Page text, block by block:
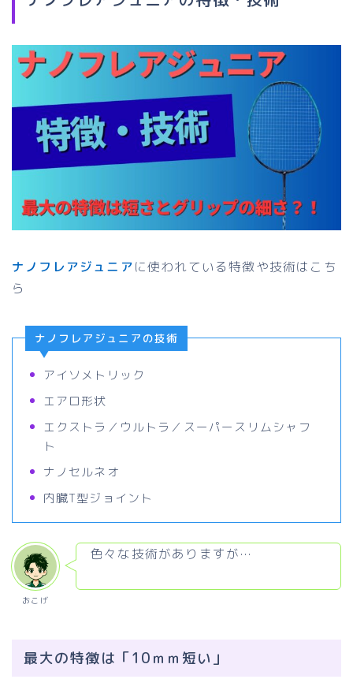
ナノフレアジュニアに使われている特徴や技術はこち
ら
ナノフレアジュニアの技術
アイソメトリック
エアロ形状
エクストラ／ウルトラ／スーパースリムシャフ
ト
ナノセルネオ
内臓T型ジョイント
おこげ
色々な技術がありますが…
最大の特徴は「10ｍｍ短い」